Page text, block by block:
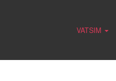
VATSIM